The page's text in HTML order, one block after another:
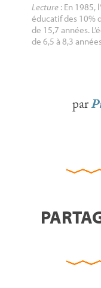
Lecture : En 1985,
éducatif des 10%
de 15,7 années.
de 6,5 à 8,3
par